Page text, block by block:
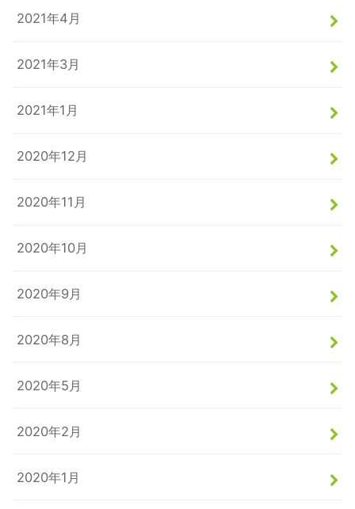
2021年4月
2021年3月
2021年1月
2020年12月
2020年11月
2020年10月
2020年9月
2020年8月
2020年5月
2020年2月
2020年1月